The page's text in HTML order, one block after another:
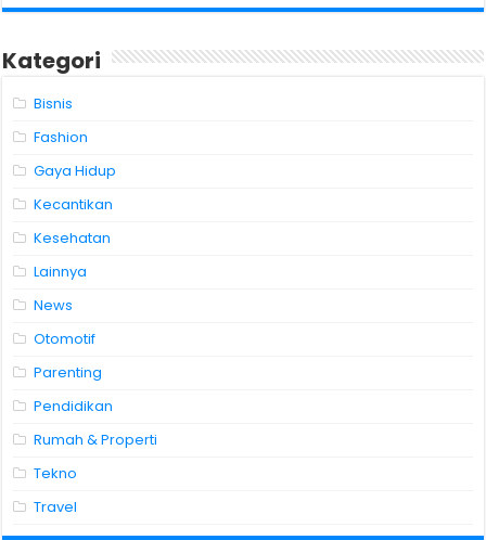
Kategori
Bisnis
Fashion
Gaya Hidup
Kecantikan
Kesehatan
Lainnya
News
Otomotif
Parenting
Pendidikan
Rumah & Properti
Tekno
Travel